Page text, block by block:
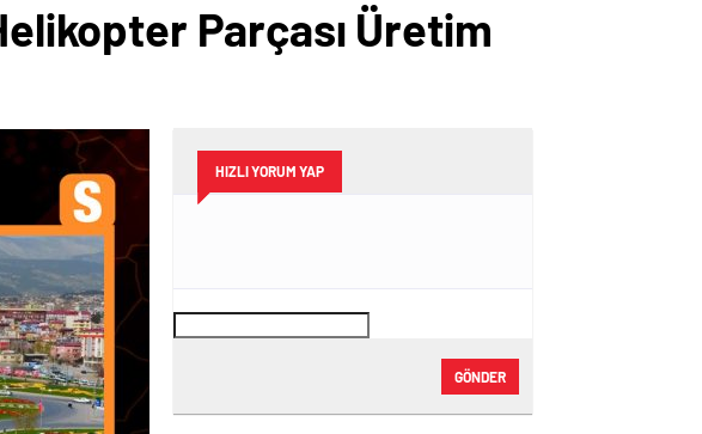
Parçası Üretim
HIZLI YORUM YAP
GÖNDER